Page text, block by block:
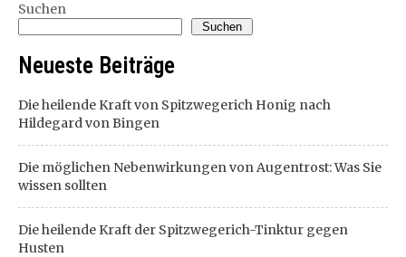
Suchen
Suchen
Neueste Beiträge
Die heilende Kraft von Spitzwegerich Honig nach
Hildegard von Bingen
Die möglichen Nebenwirkungen von Augentrost: Was Sie
wissen sollten
Die heilende Kraft der Spitzwegerich-Tinktur gegen
Husten